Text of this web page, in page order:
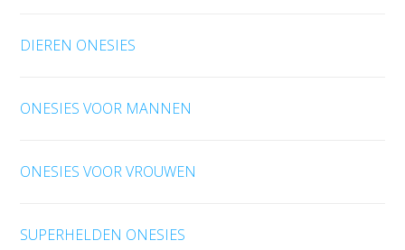
DIEREN ONESIES
ONESIES VOOR MANNEN
ONESIES VOOR VROUWEN
SUPERHELDEN ONESIES